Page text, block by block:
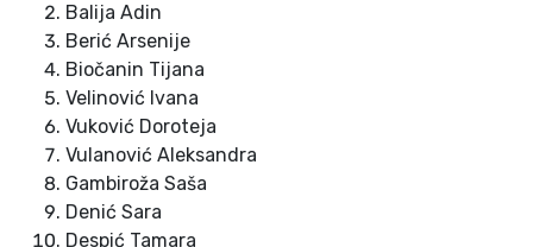
Balija Adin
Berić Arsenije
Biočanin Tijana
Velinović Ivana
Vuković Doroteja
Vulanović Aleksandra
Gambiroža Saša
Denić Sara
Despić Tamara